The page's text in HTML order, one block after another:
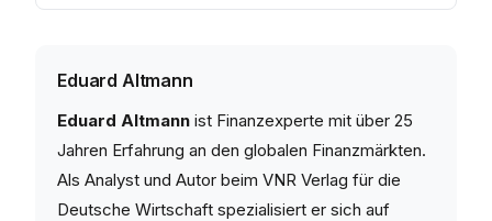
Eduard Altmann
Eduard Altmann ist Finanzexperte mit über 25
Jahren Erfahrung an den globalen Finanzmärkten.
Als Analyst und Autor beim VNR Verlag für die
Deutsche Wirtschaft spezialisiert er sich auf